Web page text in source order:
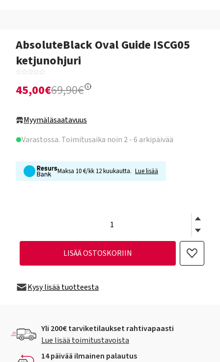
AbsoluteBlack Oval Guide ISCG05
ketjunohjuri
45,00€69,90€
Myymäläsaatavuus
Varastossa. Toimitusaika noin 2 - 6 arkipäivää
Maksa 10 €/kk 12 kuukautta. Lue lisää
LISÄÄ OSTOSKORIIN
Kysy lisää tuotteesta
Yli 200€ tarviketilaukset rahtivapaasti
Lue lisää toimitustavoista
14 päivää ilmainen palautus